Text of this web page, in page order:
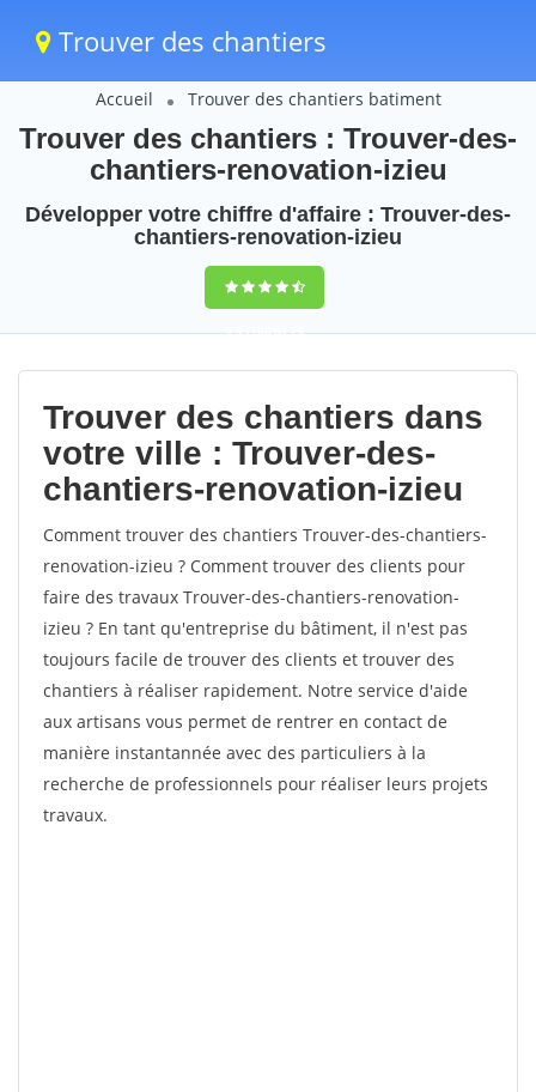
Trouver des chantiers
Accueil Trouver des chantiers batiment
Trouver des chantiers : Trouver-des-
chantiers-renovation-izieu
Développer votre chiffre d'affaire : Trouver-des-
chantiers-renovation-izieu
9,5(100%)79
votes
Trouver des chantiers dans
votre ville : Trouver-des-
chantiers-renovation-izieu
Comment trouver des chantiers Trouver-des-chantiers-
renovation-izieu ? Comment trouver des clients pour
faire des travaux Trouver-des-chantiers-renovation-
izieu ? En tant qu'entreprise du bâtiment, il n'est pas
toujours facile de trouver des clients et trouver des
chantiers à réaliser rapidement. Notre service d'aide
aux artisans vous permet de rentrer en contact de
manière instantannée avec des particuliers à la
recherche de professionnels pour réaliser leurs projets
travaux.